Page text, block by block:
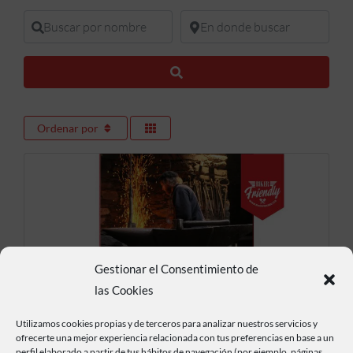
Gestionar el Consentimiento de
las Cookies
Utilizamos cookies propias y de terceros para analizar nuestros servicios y
ofrecerte una mejor experiencia relacionada con tus preferencias en base a un
Buscar por nombre En donde buscar
Ordenar por
Artesanamente